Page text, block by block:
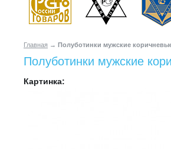
Главная → Полуботинки мужские
Полуботинки мужские
Картинка: